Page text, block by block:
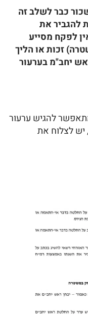
כבר לשלב זה
להגביר את
לפקח מסייע
זכות או הליך
יחב"מ בערעור
להגיש ערעור
יש לצלוח את